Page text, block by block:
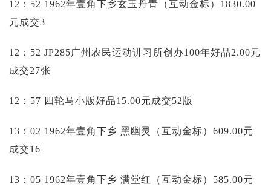
12：52 1962年壹角下乡玄玉丹青（互动金标）1830.00
元成交3
12：52 JP285广州农民运动讲习所创办100年好品2.00元
成交27张
12：57 四轮马小版好品15.00元成交52版
13：02 1962年壹角下乡 黑幽灵（互动金标）609.00元
成交16
13：05 1962年壹角下乡 满堂红（互动金标）585.00元